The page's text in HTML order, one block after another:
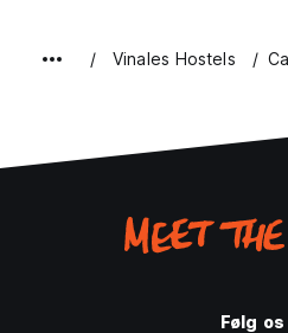
Vinales Hostels
Følg os